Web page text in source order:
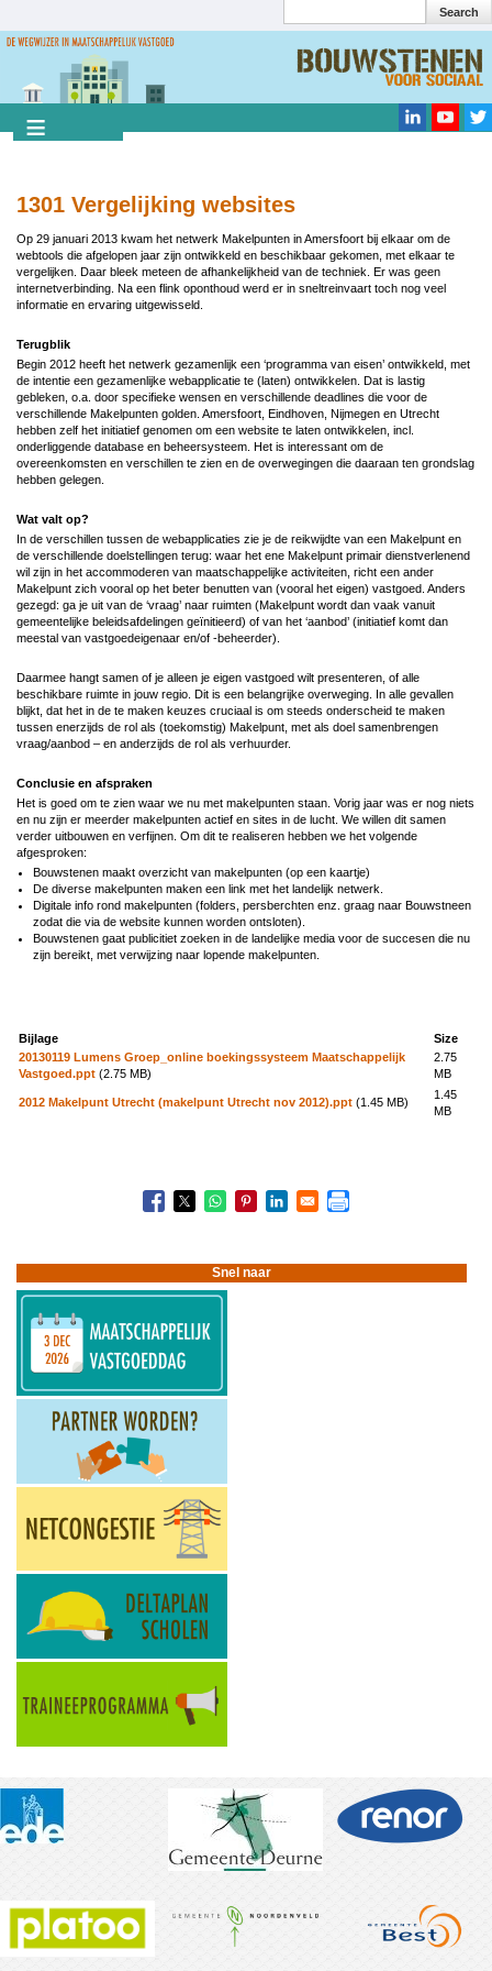
naar
gaan
Search
1301 Vergelijking websites
Op 29 januari 2013 kwam het netwerk Makelpunten in Amersfoort bij elkaar om de
webtools die afgelopen jaar zijn ontwikkeld en beschikbaar gekomen, met elkaar te
vergelijken. Daar bleek meteen de afhankelijkheid van de techniek. Er was geen
internetverbinding. Na een flink oponthoud werd er in sneltreinvaart toch nog veel
informatie en ervaring uitgewisseld.
Terugblik
Begin 2012 heeft het netwerk gezamenlijk een ‘programma van eisen’ ontwikkeld, met
de intentie een gezamenlijke webapplicatie te (laten) ontwikkelen. Dat is lastig
gebleken, o.a. door specifieke wensen en verschillende deadlines die voor de
verschillende Makelpunten golden. Amersfoort, Eindhoven, Nijmegen en Utrecht
hebben zelf het initiatief genomen om een website te laten ontwikkelen, incl.
onderliggende database en beheersysteem. Het is interessant om de
overeenkomsten en verschillen te zien en de overwegingen die daaraan ten grondslag
hebben gelegen.
Wat valt op?
In de verschillen tussen de webapplicaties zie je de reikwijdte van een Makelpunt en
de verschillende doelstellingen terug: waar het ene Makelpunt primair dienstverlenend
wil zijn in het accommoderen van maatschappelijke activiteiten, richt een ander
Makelpunt zich vooral op het beter benutten van (vooral het eigen) vastgoed. Anders
gezegd: ga je uit van de ‘vraag’ naar ruimten (Makelpunt wordt dan vaak vanuit
gemeentelijke beleidsafdelingen geïnitieerd) of van het ‘aanbod’ (initiatief komt dan
meestal van vastgoedeigenaar en/of -beheerder).
Daarmee hangt samen of je alleen je eigen vastgoed wilt presenteren, of alle
beschikbare ruimte in jouw regio. Dit is een belangrijke overweging. In alle gevallen
blijkt, dat het in de te maken keuzes cruciaal is om steeds onderscheid te maken
tussen enerzijds de rol als (toekomstig) Makelpunt, met als doel samenbrengen
vraag/aanbod – en anderzijds de rol als verhuurder.
Conclusie en afspraken
Het is goed om te zien waar we nu met makelpunten staan. Vorig jaar was er nog niets
en nu zijn er meerder makelpunten actief en sites in de lucht. We willen dit samen
verder uitbouwen en verfijnen. Om dit te realiseren hebben we het volgende
afgesproken:
Bouwstenen maakt overzicht van makelpunten (op een kaartje)
De diverse makelpunten maken een link met het landelijk netwerk.
Digitale info rond makelpunten (folders, persberchten enz. graag naar Bouwstneen
zodat die via de website kunnen worden ontsloten).
Bouwstenen gaat publicitiet zoeken in de landelijke media voor de succesen die nu
zijn bereikt, met verwijzing naar lopende makelpunten.
Bijlage
Size
20130119 Lumens Groep_online boekingssysteem Maatschappelijk
Vastgoed.ppt (2.75 MB)
2.75
MB
2012 Makelpunt Utrecht (makelpunt Utrecht nov 2012).ppt (1.45 MB)
1.45
MB
Vergelijking
websites
Snel naar